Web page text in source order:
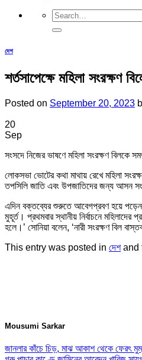
দেশ
শর্তসাপেক্ষে মহিলা সংরক্ষণ
Posted on September 20, 2023
20
Sep
সংসদে নিজের ভাষণে মহিলা সংরক্ষণ বিলকে
লোকসভা ভোটের কথা মাথায় রেখে মহিলা
তপসিলি জাতি এবং উপজাতিদের জন্য আসন
এদিন বক্তব্যের শুরুতে আবেগপ্রবণ হয়ে পড়েন
মুহূর্ত। প্রথমবার স্থানীয় নির্বাচনে
হলে।’ সোনিয়া বলেন, ‘নারী সংরক্ষণ বিল
This entry was posted in দেশand
Mousumi Sarkar
জানলার কাঁচে চিড়, মাঝ আকাশ থেকে ফেরৎ